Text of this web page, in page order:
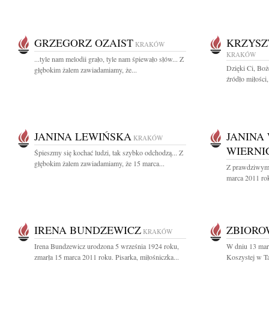
GRZEGORZ OZAIST KRAKÓW
...tyle nam melodii grało, tyle nam śpiewało słów... Z
głębokim żalem zawiadamiamy, że...
KRAKÓW
Dzięki Ci,
źródło
JANINA LEWIŃSKA KRAKÓW
Śpieszmy się kochać ludzi, tak szybko odchodzą... Z
głębokim żalem zawiadamiamy, że 15 marca...
JANINA
Z
marca 2011
IRENA BUNDZEWICZ KRAKÓW
Irena Bundzewicz urodzona 5 września 1924 roku,
zmarła 15 marca 2011 roku. Pisarka, miłośniczka...
W dniu 13
Koszystej w